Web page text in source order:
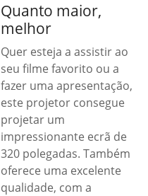
Quanto maior,
melhor
Quer esteja a assistir ao
seu filme favorito ou a
fazer uma apresentação,
este projetor consegue
projetar um
impressionante ecrã de
320 polegadas. Também
oferece uma excelente
qualidade, com a